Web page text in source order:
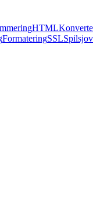
HTML
FormateringSSLSpilsjov